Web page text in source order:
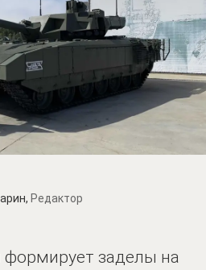
Редактор
формирует заделы на